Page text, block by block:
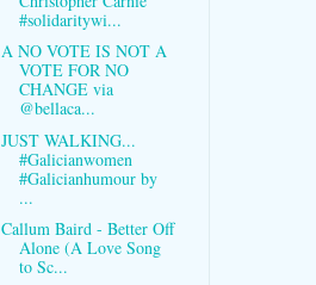
#solidaritywi...
A NO VOTE IS NOT A
VOTE FOR NO
CHANGE via
@bellaca...
JUST WALKING...
#Galicianwomen
#Galicianhumour by
...
Callum Baird - Better Off
Alone (A Love Song
to Sc...